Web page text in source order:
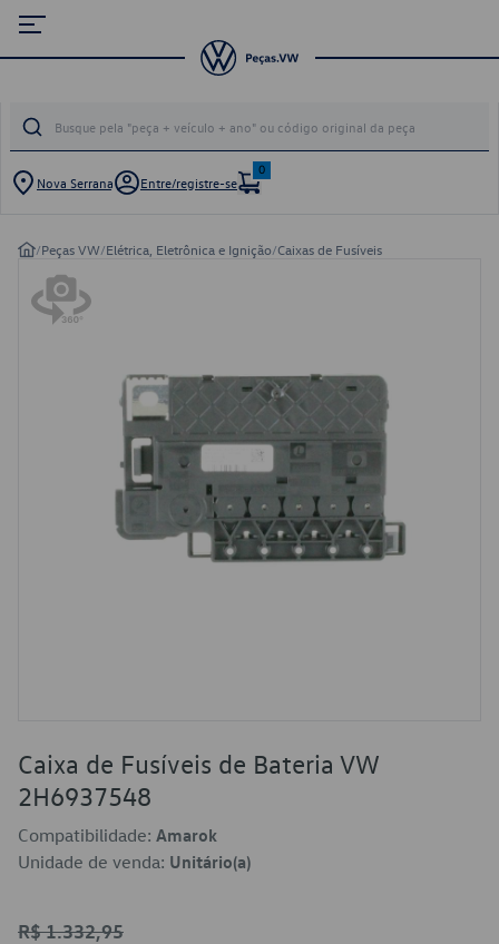
Nova Serrana Entre/registre-se
0
/Peças VW/Elétrica, Eletrônica e Ignição/Caixas de Fusíveis
Caixa de Fusíveis de Bateria VW
2H6937548
Compatibilidade: Amarok
Unidade de venda: Unitário(a)
R$ 1.332,95